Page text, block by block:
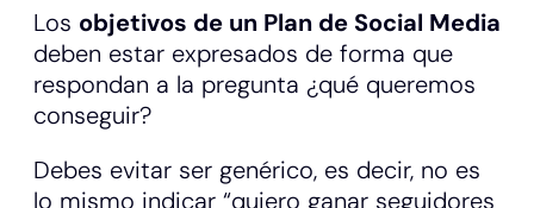
Los objetivos de un Plan de Social Media
deben estar expresados de forma que
respondan a la pregunta ¿qué queremos
conseguir?
Debes evitar ser genérico, es decir, no es
lo mismo indicar “quiero ganar seguidores